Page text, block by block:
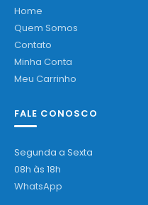
Home
Quem Somos
Contato
Minha Conta
Meu Carrinho
FALE CONOSCO
Segunda a Sexta
08h às 18h
WhatsApp